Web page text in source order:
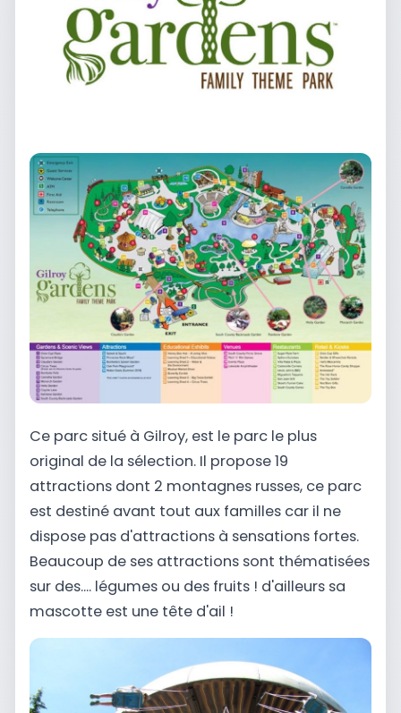
Ce parc situé à Gilroy, est le parc le plus
original de la sélection. Il propose 19
attractions dont 2 montagnes russes, ce parc
est destiné avant tout aux familles car il ne
dispose pas d'attractions à sensations fortes.
Beaucoup de ses attractions sont thématisées
sur des.... légumes ou des fruits ! d'ailleurs sa
mascotte est une tête d'ail !